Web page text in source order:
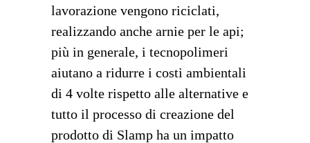
lavorazione vengono riciclati,
realizzando anche arnie per le api;
più in generale, i tecnopolimeri
aiutano a ridurre i costi ambientali
di 4 volte rispetto alle alternative e
tutto il processo di creazione del
prodotto di Slamp ha un impatto